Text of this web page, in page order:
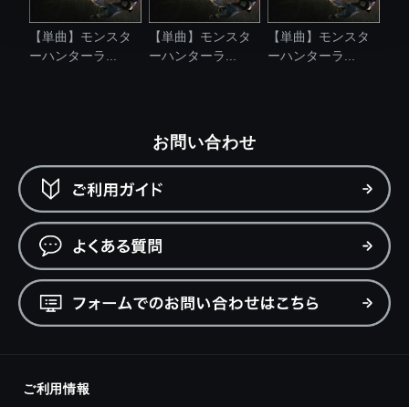
【単曲】モンスタ
ーハンターラ...
【単曲】モンスタ
ーハンターラ...
【単曲】モンスタ
ーハンターラ...
お問い合わせ
ご利用情報